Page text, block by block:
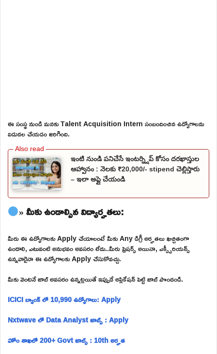
ఈ సంస్థ నుండి మనకు Talent Acquisition Intern సంబందించిన ఉద్యోగాలను
విడుదల చేయడం జరిగింది.
ఇంటి నుండి పనిచేసే ఇంటర్న్షిప్ కోసం దరఖాస్తుల
ఆహ్వానం : నెలకు ₹20,000/- stipend చెల్లిస్తారు
– ఇలా అప్లై చేయండి
» మీకు ఉండాల్సిన విద్యార్హతలు:
మీరు ఈ ఉద్యోగాలకు Apply చేయాలంటే మీకు Any డిగ్రీ అర్హతలు ఖచ్చితంగా
ఉండాలి, ఎటువంటి అనుభవం అవసరం లేదు..మీరు ఫ్రెషర్స్ అయినా, ఎక్స్పీరియన్స్
ఉన్నవారైనా ఈ ఉద్యోగాలకు Apply చేసుకోవచ్చు.
మీకు వెంటనే జాబ్ అవసరం ఉన్నట్లయితే ఇప్పుడే అప్లికేషన్ పెట్టి జాబ్ పొందండి.
ICICI బ్యాంక్ లో 10,990 ఉద్యోగాలు: Apply
Nxtwave లో Data Analyst జాబ్స్ : Apply
హోం శాఖలో 200+ Govt జాబ్స్ : 10th అర్హత